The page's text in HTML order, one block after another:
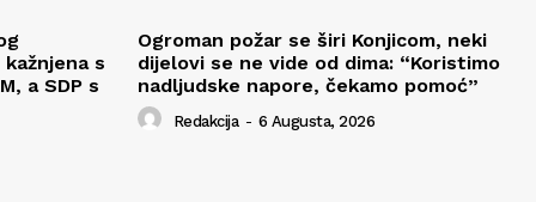
s
a SDP s
Ogroman požar se širi Konjicom, neki
dijelovi se ne vide od dima: “Koristimo
nadljudske napore, čekamo pomoć”
Redakcija - 6 Augusta, 2026